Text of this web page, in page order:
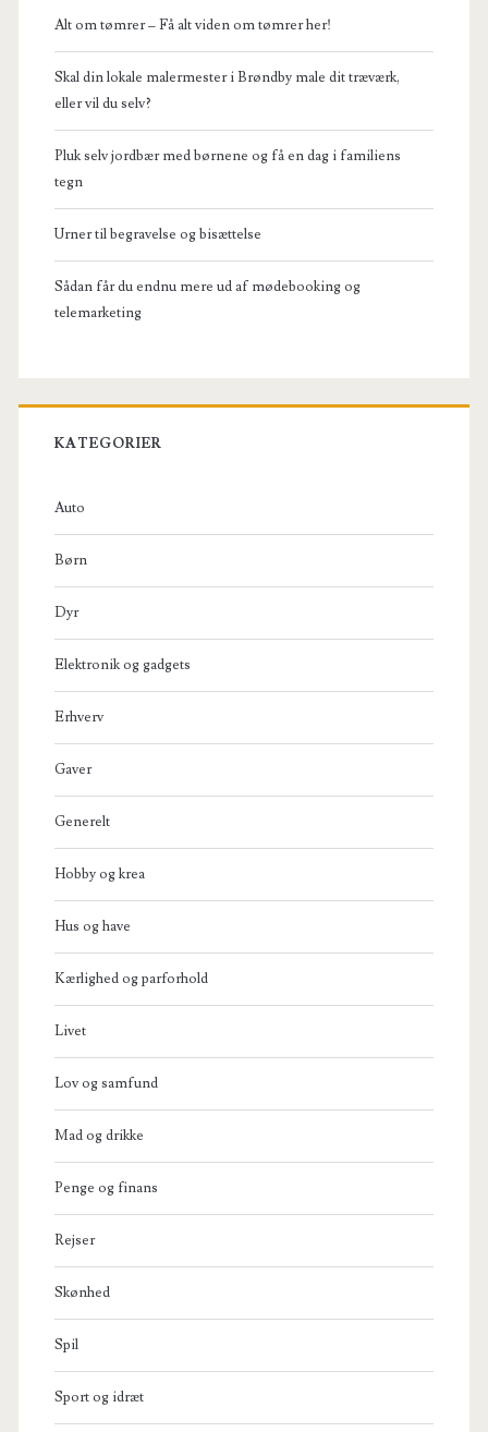
Alt om tømrer – Få alt viden om tømrer her!
Skal din lokale malermester i Brøndby male dit træværk,
eller vil du selv?
Pluk selv jordbær med børnene og få en dag i familiens
tegn
Urner til begravelse og bisættelse
Sådan får du endnu mere ud af mødebooking og
telemarketing
KATEGORIER
Auto
Børn
Dyr
Elektronik og gadgets
Erhverv
Gaver
Generelt
Hobby og krea
Hus og have
Kærlighed og parforhold
Livet
Lov og samfund
Mad og drikke
Penge og finans
Rejser
Skønhed
Spil
Sport og idræt